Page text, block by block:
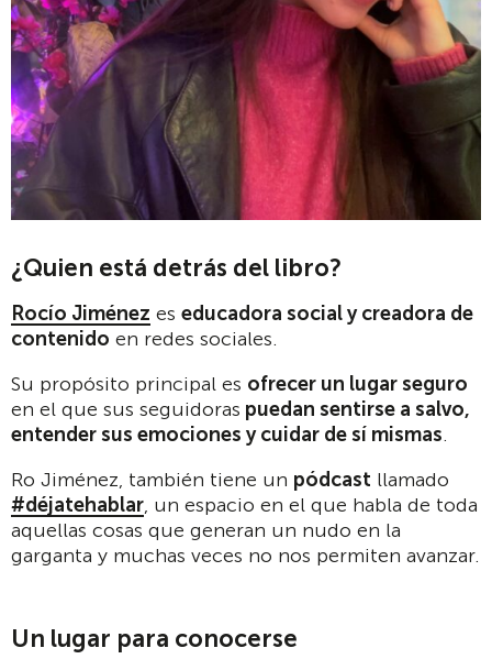
¿Quien está detrás del libro?
Rocío Jiménez es educadora social y creadora de
contenido en redes sociales.
Su propósito principal es ofrecer un lugar seguro
en el que sus seguidoras puedan sentirse a salvo,
entender sus emociones y cuidar de sí mismas.
Ro Jiménez, también tiene un pódcast llamado
#déjatehablar, un espacio en el que habla de toda
aquellas cosas que generan un nudo en la
garganta y muchas veces no nos permiten avanzar.
Un lugar para conocerse